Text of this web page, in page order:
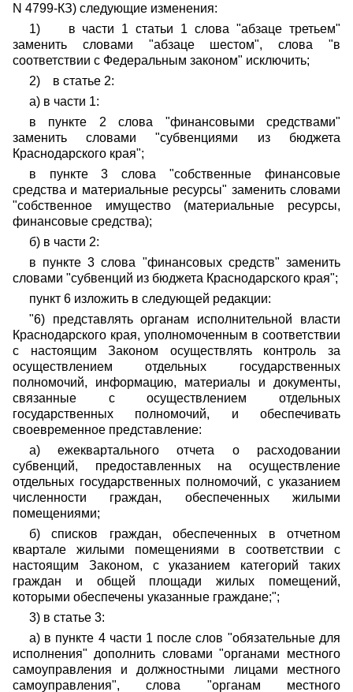
N 4799-КЗ) следующие изменения:
1) в части 1 статьи 1 слова "абзаце третьем"
заменить словами "абзаце шестом", слова "в
соответствии с Федеральным законом" исключить;
2) в статье 2:
а) в части 1:
в пункте 2 слова "финансовыми средствами"
заменить словами "субвенциями из бюджета
Краснодарского края";
в пункте 3 слова "собственные финансовые
средства и материальные ресурсы" заменить словами
"собственное имущество (материальные ресурсы,
финансовые средства);
б) в части 2:
в пункте 3 слова "финансовых средств" заменить
словами "субвенций из бюджета Краснодарского края";
пункт 6 изложить в следующей редакции:
"6) представлять органам исполнительной власти
Краснодарского края, уполномоченным в соответствии
с настоящим Законом осуществлять контроль за
осуществлением отдельных государственных
полномочий, информацию, материалы и документы,
связанные с осуществлением отдельных
государственных полномочий, и обеспечивать
своевременное представление:
а) ежеквартального отчета о расходовании
субвенций, предоставленных на осуществление
отдельных государственных полномочий, с указанием
численности граждан, обеспеченных жилыми
помещениями;
б) списков граждан, обеспеченных в отчетном
квартале жилыми помещениями в соответствии с
настоящим Законом, с указанием категорий таких
граждан и общей площади жилых помещений,
которыми обеспечены указанные граждане;";
3) в статье 3:
а) в пункте 4 части 1 после слов "обязательные для
исполнения" дополнить словами "органами местного
самоуправления и должностными лицами местного
самоуправления", слова "органам местного